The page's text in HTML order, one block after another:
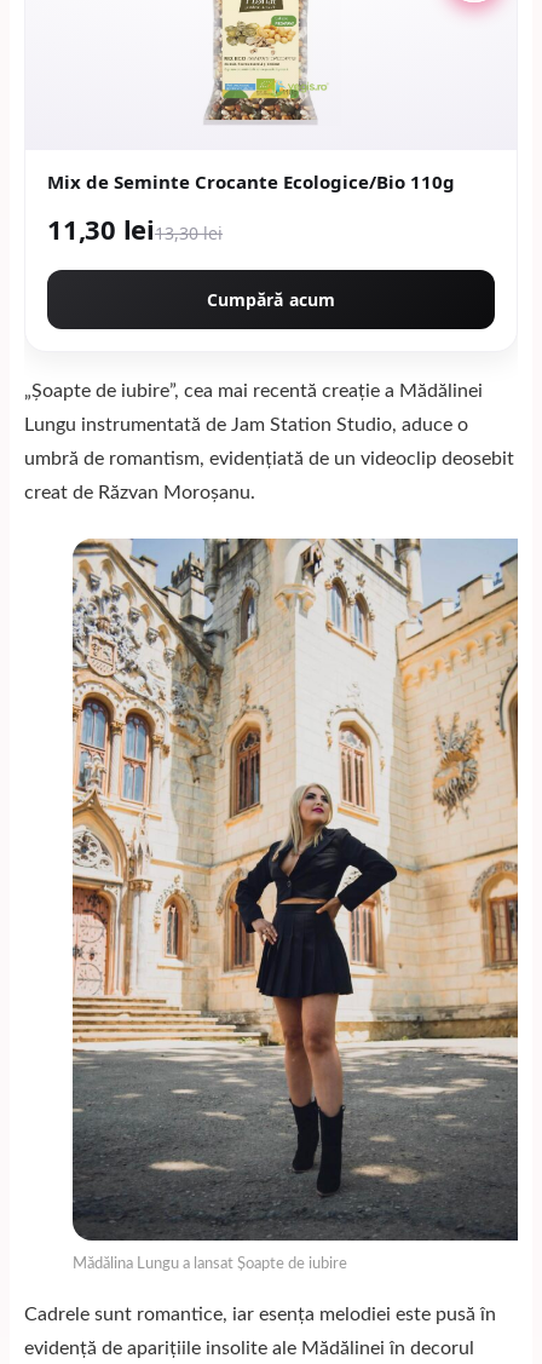
Mix de Seminte Crocante Ecologice/Bio 110g
11,30 lei13,30 lei
Cumpără acum
„Șoapte de iubire”, cea mai recentă creație a Mădălinei
Lungu instrumentată de Jam Station Studio, aduce o
umbră de romantism, evidențiată de un videoclip deosebit
creat de Răzvan Moroșanu.
Mădălina Lungu a lansat Șoapte de iubire
Cadrele sunt romantice, iar esența melodiei este pusă în
evidență de aparițiile insolite ale Mădălinei în decorul